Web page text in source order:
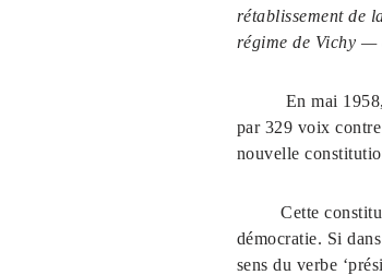
rétablissement de
régime de Vichy —
En mai 1958,
par 329 voix
nouvelle
Cette
démocratie. Si
sens du verbe